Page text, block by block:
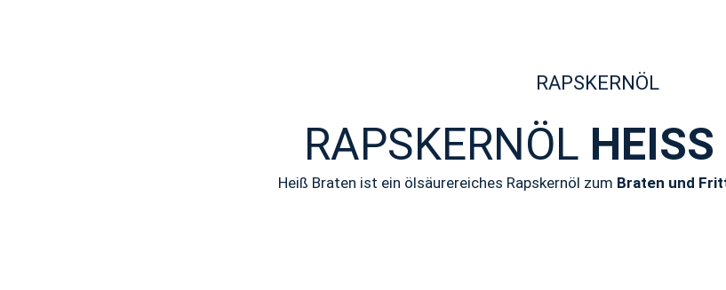
RAPSKERNÖL
RAPSKERNÖL HEISS
Heiß Braten ist ein ölsäurereiches Rapskernöl zum Braten und